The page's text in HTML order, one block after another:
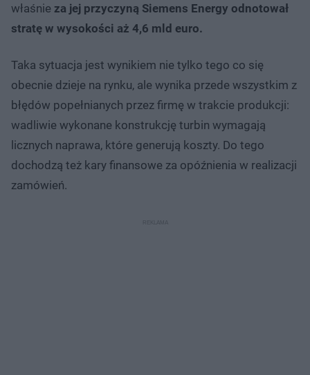
właśnie za jej przyczyną Siemens Energy odnotował
stratę w wysokości aż 4,6 mld euro.
Taka sytuacja jest wynikiem nie tylko tego co się
obecnie dzieje na rynku, ale wynika przede wszystkim z
błędów popełnianych przez firmę w trakcie produkcji:
wadliwie wykonane konstrukcję turbin wymagają
licznych naprawa, które generują koszty. Do tego
dochodzą też kary finansowe za opóźnienia w realizacji
zamówień.